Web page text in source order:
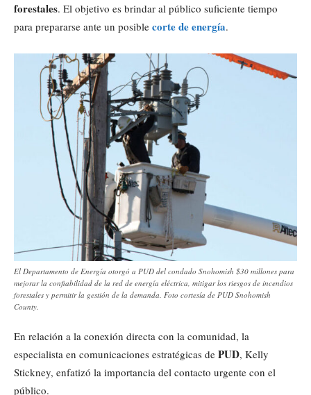
forestales. El objetivo es brindar al público suficiente tiempo
para prepararse ante un posible corte de energía.
El Departamento de Energía otorgó a PUD del condado Snohomish $30 millones para
mejorar la confiabilidad de la red de energía eléctrica, mitigar los riesgos de incendios
forestales y permitir la gestión de la demanda. Foto cortesía de PUD Snohomish
County.
En relación a la conexión directa con la comunidad, la
especialista en comunicaciones estratégicas de PUD, Kelly
Stickney, enfatizó la importancia del contacto urgente con el
público.